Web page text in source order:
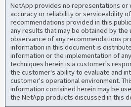
NetApp provides no representations or
accuracy or reliability or serviceability
recommendations provided in this
any results that may be obtained by
observance of any recommendations
information in this document is
information or the implementation of
techniques herein is a customer's
the customer's ability to evaluate and
customer's operational environment.
information contained herein may be
the NetApp products discussed in this